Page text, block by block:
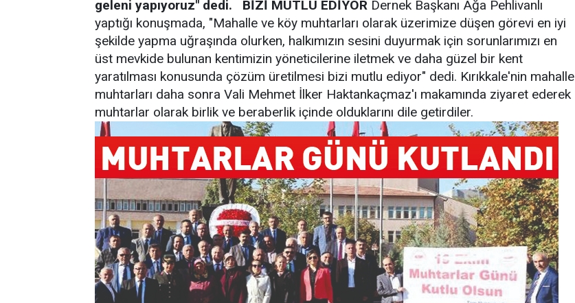
geleni yapıyoruz" dedi.
BİZİ MUTLU EDİYOR Dernek Başkanı Ağa Pehlivanlı
yaptığı konuşmada, "Mahalle ve köy muhtarları olarak üzerimize düşen görevi en iyi
şekilde yapma uğraşında olurken, halkımızın sesini duyurmak için sorunlarımızı en
üst mevkide bulunan kentimizin yöneticilerine iletmek ve daha güzel bir kent
yaratılması konusunda çözüm üretilmesi bizi mutlu ediyor" dedi. Kırıkkale'nin mahalle
muhtarları daha sonra Vali Mehmet İlker Haktankaçmaz'ı makamında ziyaret ederek
muhtarlar olarak birlik ve beraberlik içinde olduklarını dile getirdiler.